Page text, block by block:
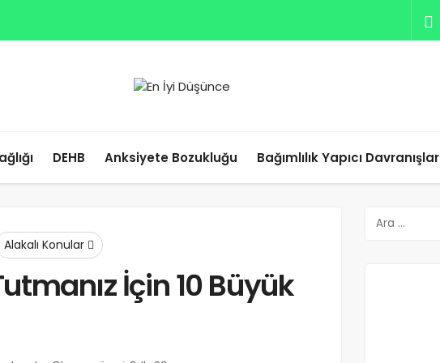
DEHB Anksiyete Bozukluğu Bağımlılık Yapıcı Davranışlar
Alakalı Konular
İçin 10 Büyük